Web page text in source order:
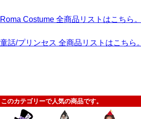
Roma Costume 全商品リストはこちら。
童話/プリンセス 全商品リストはこちら。
このカテゴリーで人気の商品です。